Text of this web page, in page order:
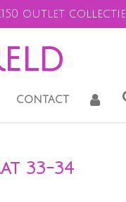
outlet collectie
contact
33-34